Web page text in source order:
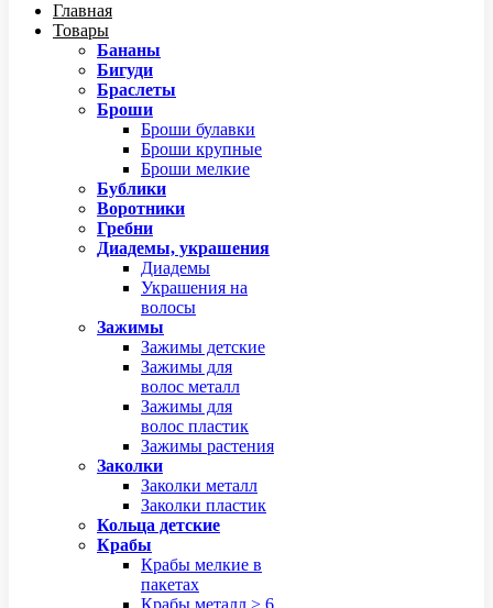
Главная
Товары
Бананы
Бигуди
Браслеты
Броши
Броши булавки
Броши крупные
Броши мелкие
Бублики
Воротники
Гребни
Диадемы, украшения
Диадемы
Украшения на
волосы
Зажимы
Зажимы детские
Зажимы для
волос металл
Зажимы для
волос пластик
Зажимы растения
Заколки
Заколки металл
Заколки пластик
Кольца детские
Крабы
Крабы мелкие в
пакетах
Крабы металл > 6